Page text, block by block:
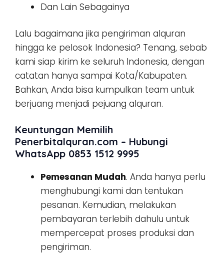
Dan Lain Sebagainya
Lalu bagaimana jika pengiriman alquran
hingga ke pelosok Indonesia? Tenang, sebab
kami siap kirim ke seluruh Indonesia, dengan
catatan hanya sampai Kota/Kabupaten.
Bahkan, Anda bisa kumpulkan team untuk
berjuang menjadi pejuang alquran.
Keuntungan Memilih
Penerbitalquran.com – Hubungi
WhatsApp 0853 1512 9995
Pemesanan Mudah. Anda hanya perlu
menghubungi kami dan tentukan
pesanan. Kemudian, melakukan
pembayaran terlebih dahulu untuk
mempercepat proses produksi dan
pengiriman.